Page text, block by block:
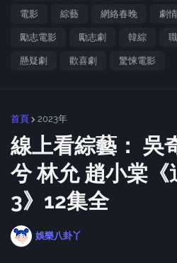
電影 綜藝 網絡春晚 劇
勵志電影 勵志劇 韓綜
懸疑劇 歡喜劇 驚悚電影
首頁 2023年
線上看綜藝： 吳
兮 林允 趙小棠《
3》12集全
娛樂八卦丫